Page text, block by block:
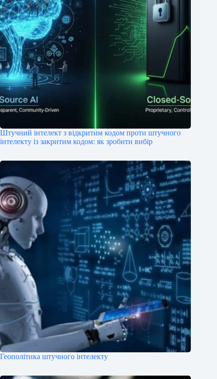
Штучний інтелект з відкритим кодом проти штучного
інтелекту із закритим кодом: як зробити вибір
Геополітика штучного інтелекту